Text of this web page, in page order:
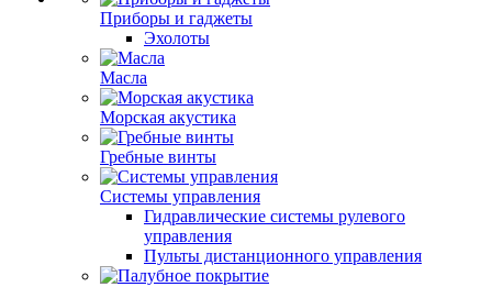
Приборы и гаджеты
Эхолоты
Масла
Морская акустика
Гребные винты
Системы управления
Гидравлические системы рулевого
управления
Пульты дистанционного управления